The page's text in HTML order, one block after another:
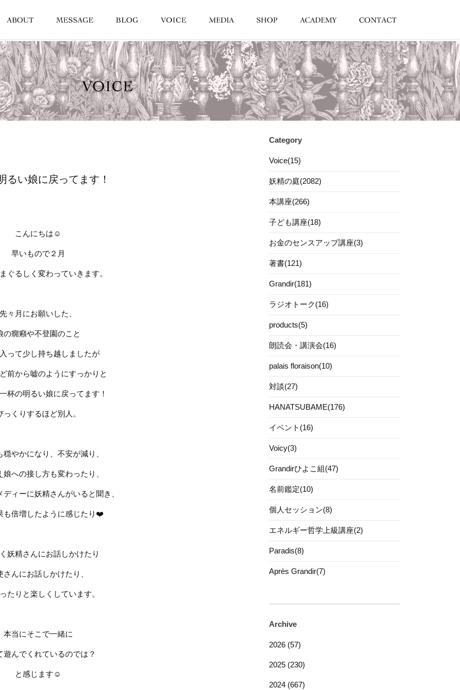
い娘に戻ってます！
こんにちは ☺️
早いもので２月
ぐるしく変わっていきます。
先々月にお願いした、
の癇癪や不登園のこと
って少し持ち越しましたが
前から嘘のようにすっかりと
杯の明るい娘に戻ってます！
っくりするほど別人。
穏やかになり、不安が減り、
娘への接し方も変わったり、
ィーに妖精さんがいると聞き、
も倍増したように感じたり❤️
妖精さんにお話しかけたり
さんにお話しかけたり、
たりと楽しくしています。
本当にそこで一緒に
遊んでくれているのでは？
と感じます ☺️
Category
Voice(15)
妖精の庭(2082)
本講座(266)
子ども講座(18)
お金のセンスアップ講座(3)
著書(121)
Grandir(181)
ラジオトーク(16)
products(5)
朗読会・講演会(16)
palais floraison(10)
対談(27)
HANATSUBAME(176)
イベント(16)
Voicy(3)
Grandirひよこ組(47)
名前鑑定(10)
個人セッション(8)
エネルギー哲学上級講座(2)
Paradis(8)
Après Grandir(7)
Archive
2026 (57)
2025 (230)
2024 (667)